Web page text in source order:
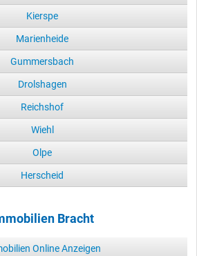
Kierspe
Marienheide
Gummersbach
Drolshagen
Reichshof
Wiehl
Olpe
Herscheid
Bracht
Online Anzeigen